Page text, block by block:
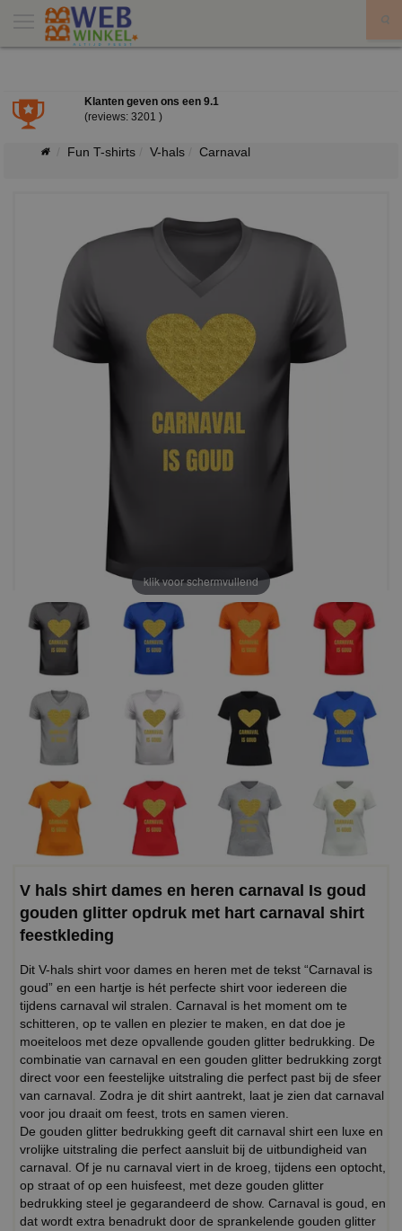
Klanten geven ons een 9.1
(reviews: 3201 )
Fun T-shirts V-hals Carnaval
klik voor schermvullend
V hals shirt dames en heren carnaval Is goud
gouden glitter opdruk met hart carnaval shirt
feestkleding
Dit V-hals shirt voor dames en heren met de tekst “Carnaval is
goud” en een hartje is hét perfecte shirt voor iedereen die
tijdens carnaval wil stralen. Carnaval is het moment om te
schitteren, op te vallen en plezier te maken, en dat doe je
moeiteloos met deze opvallende gouden glitter bedrukking. De
combinatie van carnaval en een gouden glitter bedrukking zorgt
direct voor een feestelijke uitstraling die perfect past bij de sfeer
van carnaval. Zodra je dit shirt aantrekt, laat je zien dat carnaval
voor jou draait om feest, trots en samen vieren.
De gouden glitter bedrukking geeft dit carnaval shirt een luxe en
vrolijke uitstraling die perfect aansluit bij de uitbundigheid van
carnaval. Of je nu carnaval viert in de kroeg, tijdens een optocht,
op straat of op een huisfeest, met deze gouden glitter
bedrukking steel je gegarandeerd de show. Carnaval is goud, en
dat wordt extra benadrukt door de sprankelende gouden glitter